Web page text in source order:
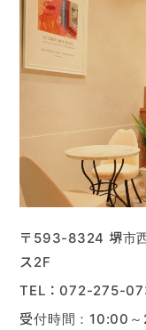
大人のコース
イベント情報
楽器販売
〒593-8324 堺市
ス2F
072-275-
受付時間：10:00